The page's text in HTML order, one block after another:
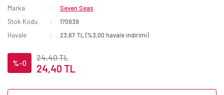
Marka
Seven Seas
Stok Kodu
170939
Havale
23,67 TL (%3,00 havale indirimi)
%-0
24,40 TL
24,40 TL